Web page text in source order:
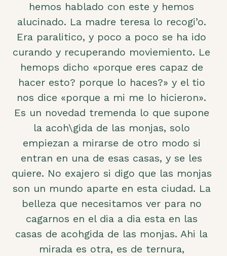
hemos hablado con este y hemos
alucinado. La madre teresa lo recogi’o.
Era paralitico, y poco a poco se ha ido
curando y recuperando moviemiento. Le
hemops dicho «porque eres capaz de
hacer esto? porque lo haces?» y el tio
nos dice «porque a mi me lo hicieron».
Es un novedad tremenda lo que supone
la acoh\gida de las monjas, solo
empiezan a mirarse de otro modo si
entran en una de esas casas, y se les
quiere. No exajero si digo que las monjas
son un mundo aparte en esta ciudad. La
belleza que necesitamos ver para no
cagarnos en el dia a dia esta en las
casas de acohgida de las monjas. Ahi la
mirada es otra, es de ternura,